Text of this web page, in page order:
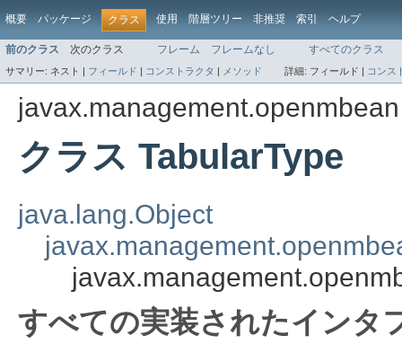
概要 パッケージ クラス 使用 階層ツリー 非推奨 索引 ヘルプ
前のクラス 次のクラス フレーム フレームなし すべてのクラス
サマリー: ネスト | フィールド | コンストラクタ | メソッド 詳細: フィールド | コンス
javax.management.openmbean
クラス TabularType
java.lang.Object
すべての実装されたインタ